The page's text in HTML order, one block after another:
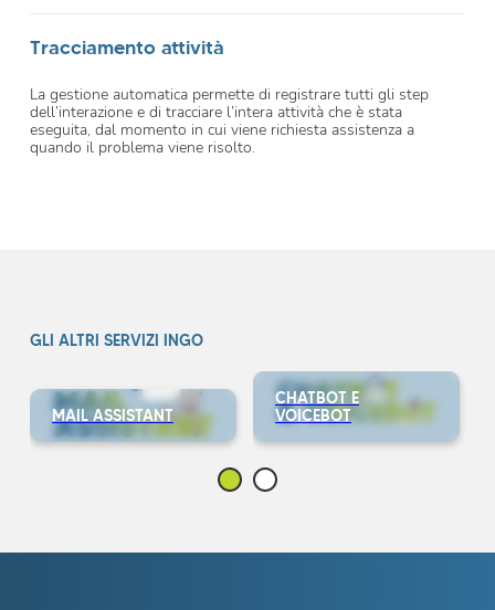
Tracciamento attività
La gestione automatica permette di registrare tutti gli step
dell’interazione e di tracciare l’intera attività che è stata
eseguita, dal momento in cui viene richiesta assistenza a
quando il problema viene risolto.
GLI ALTRI SERVIZI INGO
MAIL ASSISTANT
CHATBOT E
VOICEBOT